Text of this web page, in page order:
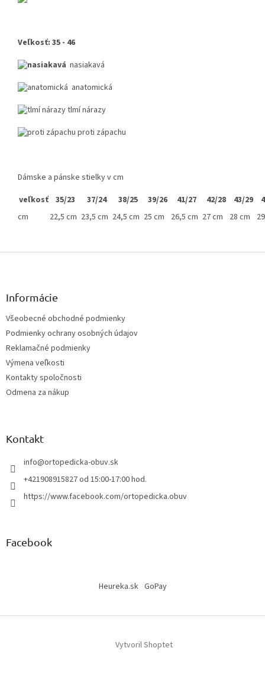
Veľkosť: 35 - 46
nasiakavá
anatomická
tlmí nárazy
proti zápachu
Dámske a pánske stielky v cm
veľkosť 35/23 37/24 38/25 39/26 41/27 42/28 43/29
cm
22,5 cm 23,5 cm 24,5 cm 25 cm 26,5 cm 27 cm 28 cm
Informácie
Všeobecné obchodné podmienky
Podmienky ochrany osobných údajov
Reklamačné podmienky
Výmena veľkosti
Kontakty spoločnosti
Odmena za nákup
Kontakt
info@ortopedicka-obuv.sk
+421908915827 od 15:00-17:00 hod.
https://www.facebook.com/ortopedicka.obuv
Facebook
Heureka.sk GoPay
Vytvoril Shoptet